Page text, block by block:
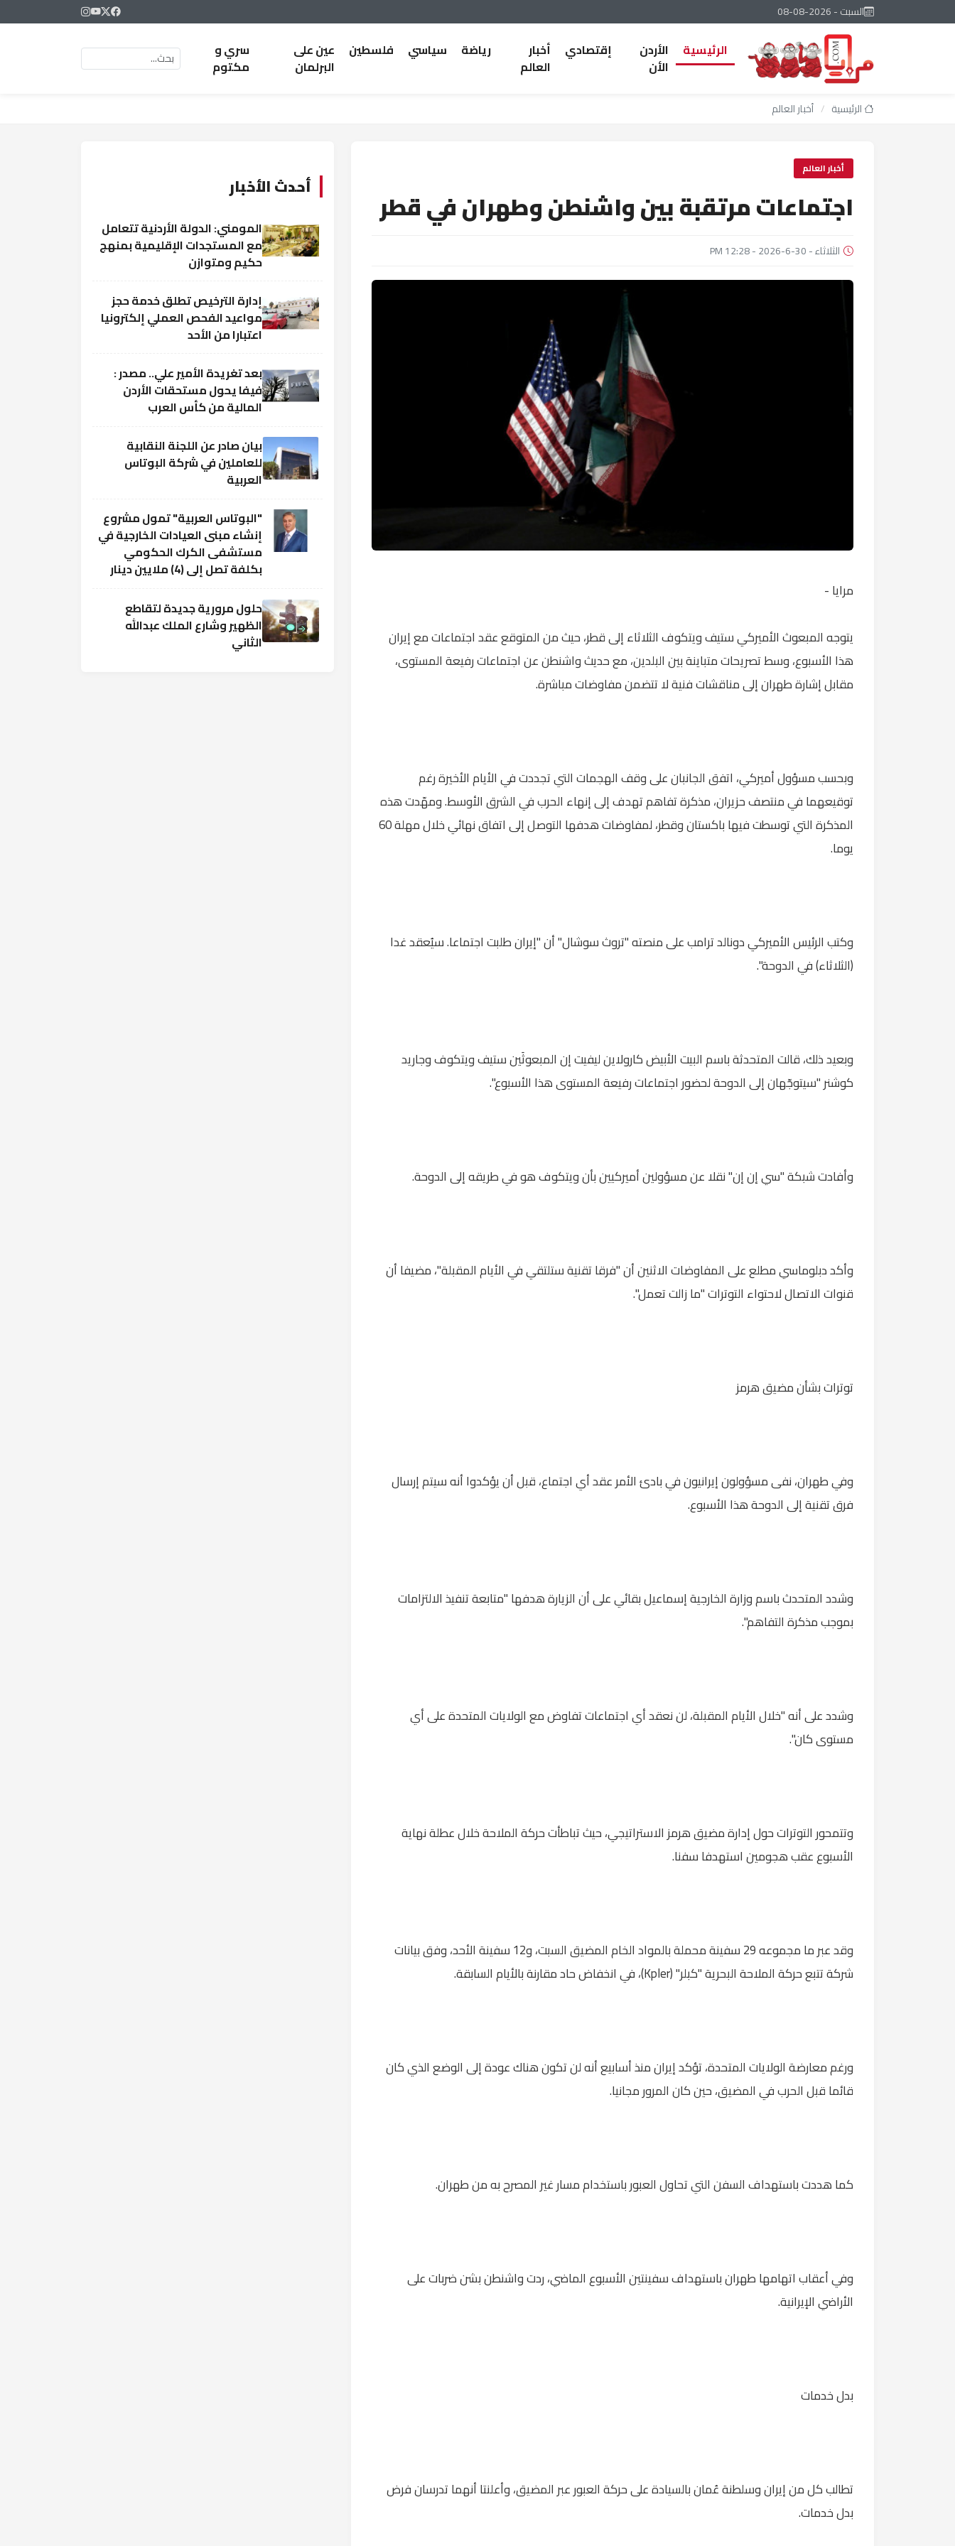
السبت - 2026-08-08
الرئيسية
الأردن
الأن
إقتصادي
أخبار
العالم
رياضة سياسي فلسطين
عين على
البرلمان
سري و
مكتوم
الرئيسية / أخبار العالم
أخبار العالم
اجتماعات مرتقبة بين واشنطن وطهران في قطر
الثلاثاء - 30-6-2026 - 12:28 PM
مرايا -
يتوجه المبعوث الأميركي ستيف ويتكوف الثلاثاء إلى قطر، حيث من المتوقع عقد اجتماعات مع إيران
هذا الأسبوع، وسط تصريحات متباينة بين البلدين، مع حديث واشنطن عن اجتماعات رفيعة المستوى،
مقابل إشارة طهران إلى مناقشات فنية لا تتضمن مفاوضات مباشرة.
وبحسب مسؤول أميركي، اتفق الجانبان على وقف الهجمات التي تجددت في الأيام الأخيرة رغم
توقيعهما في منتصف حزيران، مذكرة تفاهم تهدف إلى إنهاء الحرب في الشرق الأوسط. ومهّدت هذه
المذكرة التي توسطت فيها باكستان وقطر، لمفاوضات هدفها التوصل إلى اتفاق نهائي خلال مهلة 60
يوما.
وكتب الرئيس الأميركي دونالد ترامب على منصته "تروث سوشال" أن "إيران طلبت اجتماعا. سيُعقد غدا
(الثلاثاء) في الدوحة".
وبعيد ذلك، قالت المتحدثة باسم البيت الأبيض كارولاين ليفيت إن المبعوثَين ستيف ويتكوف وجاريد
كوشنر "سيتوجّهان إلى الدوحة لحضور اجتماعات رفيعة المستوى هذا الأسبوع".
وأفادت شبكة "سي إن إن" نقلا عن مسؤولين أميركيين بأن ويتكوف هو في طريقه إلى الدوحة.
وأكد دبلوماسي مطلع على المفاوضات الاثنين أن "فرقا تقنية ستلتقي في الأيام المقبلة"، مضيفا أن
قنوات الاتصال لاحتواء التوترات "ما زالت تعمل".
توترات بشأن مضيق هرمز
وفي طهران، نفى مسؤولون إيرانيون في بادئ الأمر عقد أي اجتماع، قبل أن يؤكدوا أنه سيتم إرسال
فرق تقنية إلى الدوحة هذا الأسبوع.
وشدد المتحدث باسم وزارة الخارجية إسماعيل بقائي على أن الزيارة هدفها "متابعة تنفيذ الالتزامات
بموجب مذكرة التفاهم".
وشدد على أنه "خلال الأيام المقبلة، لن نعقد أي اجتماعات تفاوض مع الولايات المتحدة على أي
مستوى كان".
وتتمحور التوترات حول إدارة مضيق هرمز الاستراتيجي، حيث تباطأت حركة الملاحة خلال عطلة نهاية
الأسبوع عقب هجومين استهدفا سفنا.
وقد عبر ما مجموعه 29 سفينة محملة بالمواد الخام المضيق السبت، و12 سفينة الأحد، وفق بيانات
شركة تتبع حركة الملاحة البحرية "كبلر" (Kpler)، في انخفاض حاد مقارنة بالأيام السابقة.
ورغم معارضة الولايات المتحدة، تؤكد إيران منذ أسابيع أنه لن تكون هناك عودة إلى الوضع الذي كان
قائما قبل الحرب في المضيق، حين كان المرور مجانيا.
كما هددت باستهداف السفن التي تحاول العبور باستخدام مسار غير المصرح به من طهران.
وفي أعقاب اتهامها طهران باستهداف سفينتين الأسبوع الماضي، ردت واشنطن بشن ضربات على
الأراضي الإيرانية.
بدل خدمات
تطالب كل من إيران وسلطنة عُمان بالسيادة على حركة العبور عبر المضيق، وأعلنتا أنهما تدرسان فرض
بدل خدمات.
أحدث الأخبار
المومني: الدولة الأردنية تتعامل
مع المستجدات الإقليمية بمنهج
حكيم ومتوازن
إدارة الترخيص تطلق خدمة حجز
مواعيد الفحص العملي إلكترونيا
اعتبارا من الأحد
بعد تغريدة الأمير علي.. مصدر :
فيفا يحول مستحقات الأردن
المالية من كأس العرب
بيان صادر عن اللجنة النقابية
للعاملين في شركة البوتاس
العربية
"البوتاس العربية" تمول مشروع
إنشاء مبنى العيادات الخارجية في
مستشفى الكرك الحكومي
بكلفة تصل إلى (4) ملايين دينار
حلول مرورية جديدة لتقاطع
الظهير وشارع الملك عبدالله
الثاني